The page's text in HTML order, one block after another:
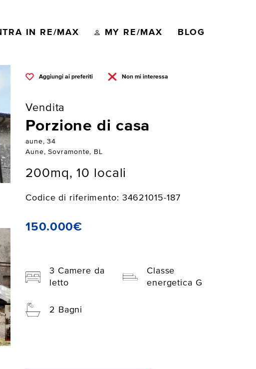
IN RE/MAX MY RE/MAX BLOG
Aggiungi ai preferiti Non mi interessa
Vendita
Porzione di casa
aune, 34
Aune, Sovramonte, BL
200mq, 10 locali
Codice di riferimento: 34621015-187
150.000€
3 Camere da
letto
Classe
energetica G
2 Bagni